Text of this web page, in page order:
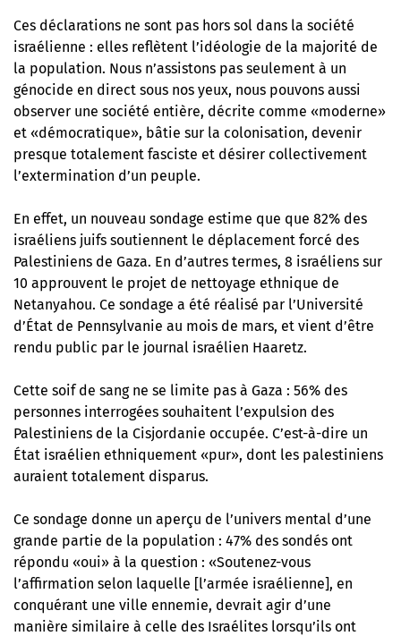
Ces déclarations ne sont pas hors sol dans la société
israélienne : elles reflètent l’idéologie de la majorité de
la population. Nous n’assistons pas seulement à un
génocide en direct sous nos yeux, nous pouvons aussi
observer une société entière, décrite comme «moderne»
et «démocratique», bâtie sur la colonisation, devenir
presque totalement fasciste et désirer collectivement
l’extermination d’un peuple.
En effet, un nouveau sondage estime que que 82% des
israéliens juifs soutiennent le déplacement forcé des
Palestiniens de Gaza. En d’autres termes, 8 israéliens sur
10 approuvent le projet de nettoyage ethnique de
Netanyahou. Ce sondage a été réalisé par l’Université
d’État de Pennsylvanie au mois de mars, et vient d’être
rendu public par le journal israélien Haaretz.
Cette soif de sang ne se limite pas à Gaza : 56% des
personnes interrogées souhaitent l’expulsion des
Palestiniens de la Cisjordanie occupée. C’est-à-dire un
État israélien ethniquement «pur», dont les palestiniens
auraient totalement disparus.
Ce sondage donne un aperçu de l’univers mental d’une
grande partie de la population : 47% des sondés ont
répondu «oui» à la question : «Soutenez-vous
l’affirmation selon laquelle [l’armée israélienne], en
conquérant une ville ennemie, devrait agir d’une
manière similaire à celle des Israélites lorsqu’ils ont